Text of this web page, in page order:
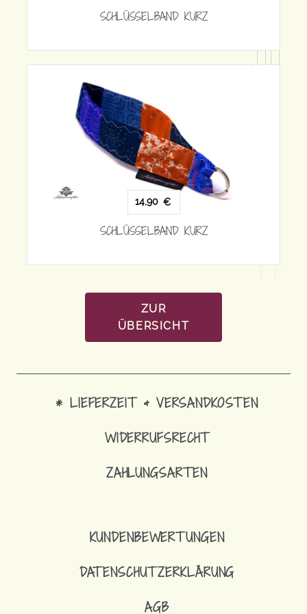
SCHLÜSSELBAND KURZ
14,90
SCHLÜSSELBAND KURZ
ZUR
ÜBERSICHT
* LIEFERZEIT & VERSANDKOSTEN
WIDERRUFSRECHT
ZAHLUNGSARTEN
KUNDENBEWERTUNGEN
DATENSCHUTZERKLÄRUNG
AGB